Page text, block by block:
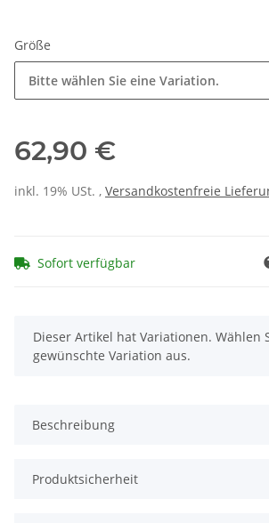
Größe
Bitte wählen Sie eine Variation.
62,90 €
inkl. 19% USt. , Versandkostenfreie
Sofort verfügbar
x
Dieser Artikel hat Variationen. Wählen
gewünschte Variation aus.
Beschreibung
Produktsicherheit